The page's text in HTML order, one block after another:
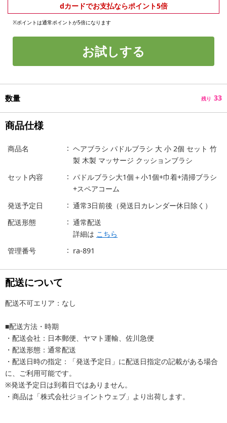
dカードでお支払ならポイント5倍
※ポイントは通常ポイントが5倍になります
お試しする
数量 残り 33
商品仕様
商品名
ヘアブラシ パドルブラシ 大 小 2個 セット 竹
製 木製 マッサージ クッションブラシ
セット内容
パドルブラシ大1個＋小1個+巾着+清掃ブラシ
+スペアコーム
発送予定日
通常3日前後（発送日カレンダー休日除く）
配送形態
通常配送
詳細は こちら
管理番号
ra-891
配送について
配送不可エリア：なし
■配送方法・時期
・配送会社：日本郵便、ヤマト運輸、佐川急便
・配送形態：通常配送
・配送日時の指定：「発送予定日」に配送日指定の記載がある場合
に、ご利用可能です。
※発送予定日は到着日ではありません。
・商品は「株式会社ジョイントウェブ」より出荷します。